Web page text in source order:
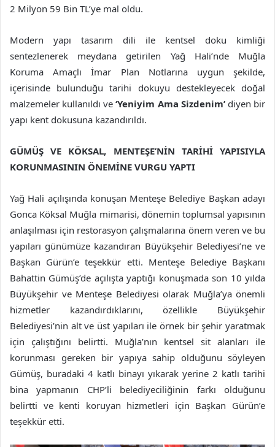
2 Milyon 59 Bin TL’ye mal oldu.
Modern yapı tasarım dili ile kentsel doku kimliği
sentezlenerek meydana getirilen Yağ Hali’nde Muğla
Koruma Amaçlı İmar Plan Notlarına uygun şekilde,
içerisinde bulunduğu tarihi dokuyu destekleyecek doğal
malzemeler kullanıldı ve‘Yeniyim Ama Sizdenim’ diyen bir
yapı kent dokusuna kazandırıldı.
GÜMÜŞ VE KÖKSAL, MENTEŞE’NİN TARİHİ YAPISIYLA
KORUNMASININ ÖNEMİNE VURGU YAPTI
Yağ Hali açılışında konuşan Menteşe Belediye Başkan adayı
Gonca Köksal Muğla mimarisi, dönemin toplumsal yapısının
anlaşılması için restorasyon çalışmalarına önem veren ve bu
yapıları günümüze kazandıran Büyükşehir Belediyesi’ne ve
Başkan Gürün’e teşekkür etti. Menteşe Belediye Başkanı
Bahattin Gümüş’de açılışta yaptığı konuşmada son 10 yılda
Büyükşehir ve Menteşe Belediyesi olarak Muğla’ya önemli
hizmetler kazandırdıklarını, özellikle Büyükşehir
Belediyesi’nin alt ve üst yapıları ile örnek bir şehir yaratmak
için çalıştığını belirtti. Muğla’nın kentsel sit alanları ile
korunması gereken bir yapıya sahip olduğunu söyleyen
Gümüş, buradaki 4 katlı binayı yıkarak yerine 2 katlı tarihi
bina yapmanın CHP’li belediyeciliğinin farkı olduğunu
belirtti ve kenti koruyan hizmetleri için Başkan Gürün’e
teşekkür etti.